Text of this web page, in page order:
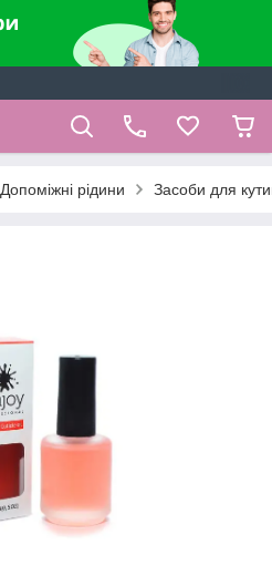
Допоміжні рідини Засоби для